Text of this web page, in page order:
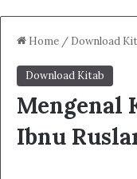
Home / Download
Download Kitab
Mengenal
Ibnu